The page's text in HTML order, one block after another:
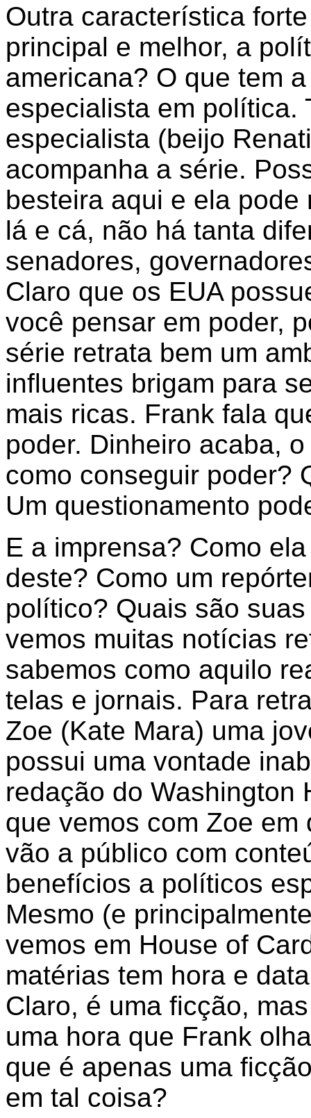
Outra característica
principal e melhor, a
americana? O que tem
especialista em política.
especialista (beijo
acompanha a série.
besteira aqui e ela
lá e cá, não há tanta
senadores,
Claro que os EUA
você pensar em poder,
série retrata bem um
influentes brigam para
mais ricas. Frank fala
poder. Dinheiro acaba,
como conseguir poder?
Um questionamento
E a imprensa? Como
deste? Como um
político? Quais são
vemos muitas notícias
sabemos como aquilo
telas e jornais. Para
Zoe (Kate Mara) uma
possui uma vontade
redação do Washington
que vemos com Zoe
vão a público com
benefícios a políticos
Mesmo (e
vemos em House of
matérias tem hora e
Claro, é uma ficção,
uma hora que Frank
que é apenas uma
em tal coisa?